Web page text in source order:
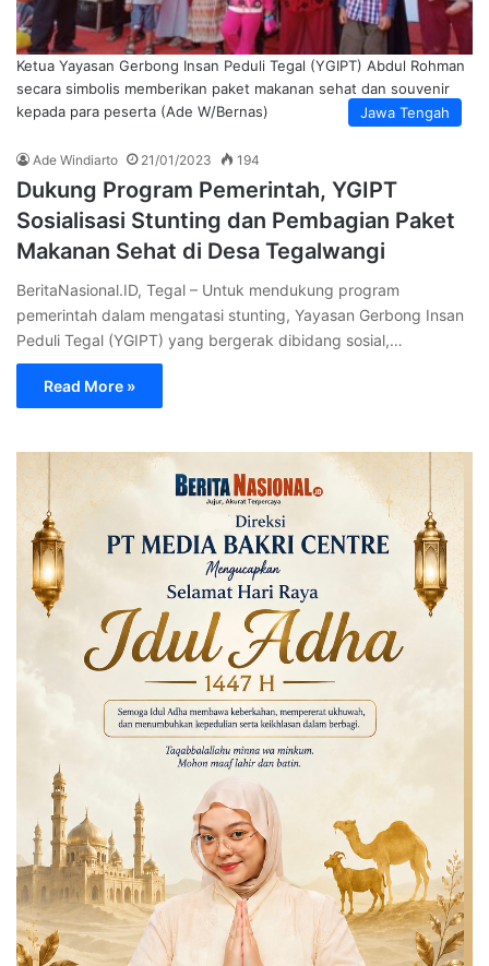
Jawa Tengah
Ketua Yayasan Gerbong Insan Peduli Tegal (YGIPT) Abdul Rohman
secara simbolis memberikan paket makanan sehat dan souvenir
kepada para peserta (Ade W/Bernas)
Ade Windiarto 21/01/2023 194
Dukung Program Pemerintah, YGIPT
Sosialisasi Stunting dan Pembagian Paket
Makanan Sehat di Desa Tegalwangi
BeritaNasional.ID, Tegal – Untuk mendukung program
pemerintah dalam mengatasi stunting, Yayasan Gerbong Insan
Peduli Tegal (YGIPT) yang bergerak dibidang sosial,…
Read More »